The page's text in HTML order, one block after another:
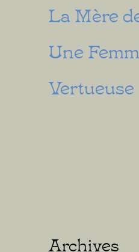
La Mère
Une
Vertueuse
Archives